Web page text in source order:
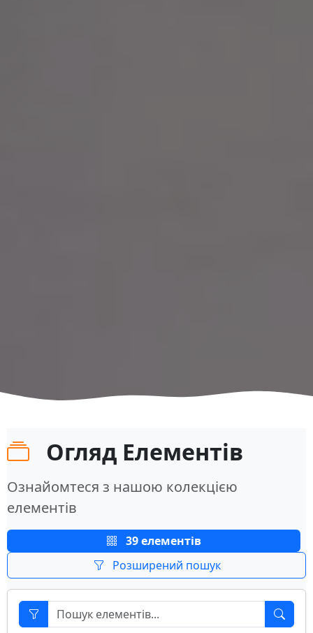
Огляд Елементів
Ознайомтеся з нашою колекцією
елементів
39 елементів
Розширений пошук